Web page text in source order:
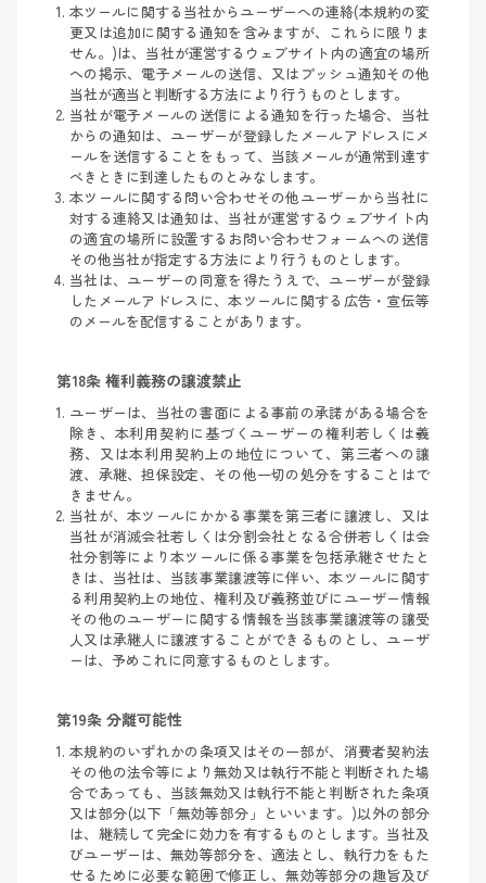
本ツールに関する当社からユーザーへの連絡(本規約の変
更又は追加に関する通知を含みますが、これらに限りま
せん。)は、当社が運営するウェブサイト内の適宜の場所
への掲示、電子メールの送信、又はプッシュ通知その他
当社が適当と判断する方法により行うものとします。
当社が電子メールの送信による通知を行った場合、当社
からの通知は、ユーザーが登録したメールアドレスにメ
ールを送信することをもって、当該メールが通常到達す
べきときに到達したものとみなします。
本ツールに関する問い合わせその他ユーザーから当社に
対する連絡又は通知は、当社が運営するウェブサイト内
の適宜の場所に設置するお問い合わせフォームへの送信
その他当社が指定する方法により行うものとします。
当社は、ユーザーの同意を得たうえで、ユーザーが登録
したメールアドレスに、本ツールに関する広告・宣伝等
のメールを配信することがあります。
第18条 権利義務の譲渡禁止
ユーザーは、当社の書面による事前の承諾がある場合を
除き、本利用契約に基づくユーザーの権利若しくは義
務、又は本利用契約上の地位について、第三者への譲
渡、承継、担保設定、その他一切の処分をすることはで
きません。
当社が、本ツールにかかる事業を第三者に譲渡し、又は
当社が消滅会社若しくは分割会社となる合併若しくは会
社分割等により本ツールに係る事業を包括承継させたと
きは、当社は、当該事業譲渡等に伴い、本ツールに関す
る利用契約上の地位、権利及び義務並びにユーザー情報
その他のユーザーに関する情報を当該事業譲渡等の譲受
人又は承継人に譲渡することができるものとし、ユーザ
ーは、予めこれに同意するものとします。
第19条 分離可能性
本規約のいずれかの条項又はその一部が、消費者契約法
その他の法令等により無効又は執行不能と判断された場
合であっても、当該無効又は執行不能と判断された条項
又は部分(以下「無効等部分」といいます。)以外の部分
は、継続して完全に効力を有するものとします。当社及
びユーザーは、無効等部分を、適法とし、執行力をもた
せるために必要な範囲で修正し、無効等部分の趣旨及び